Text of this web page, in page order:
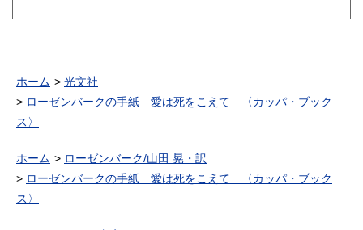
ホーム
光文社
ローゼンバークの手紙 愛は死をこえて 〈カッパ・ブック
ス〉
ホーム
ローゼンバーク/山田 晃・訳
ローゼンバークの手紙 愛は死をこえて 〈カッパ・ブック
ス〉